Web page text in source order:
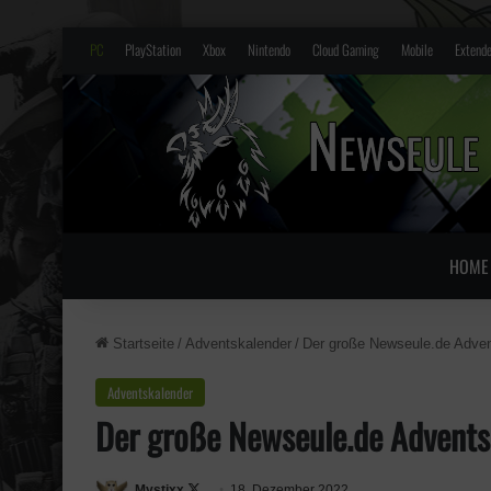
PC PlayStation Xbox Nintendo Cloud Gaming Mobile
HOME
Startseite / Adventskalender / Der große Newseule.de
Adventskalender
Der große Newseule.de